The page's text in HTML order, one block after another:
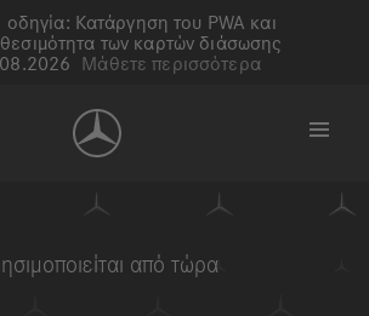
οδηγία: Κατάργηση του PWA και
των καρτών διάσωσης
Μάθετε περισσότερα
από τώρα